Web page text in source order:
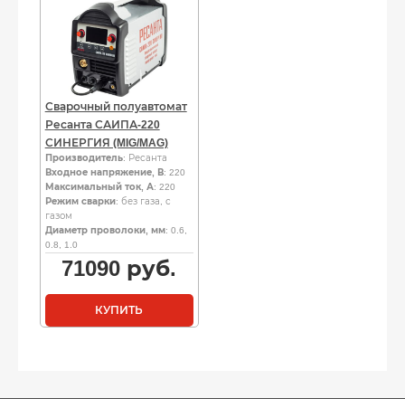
Сварочный полуавтомат
Ресанта САИПА-220
СИНЕРГИЯ (MIG/MAG)
Производитель: Ресанта
Входное напряжение, В: 220
Максимальный ток, А: 220
Режим сварки: без газа, с
газом
Диаметр проволоки, мм: 0.6,
0.8, 1.0
71090 руб.
КУПИТЬ